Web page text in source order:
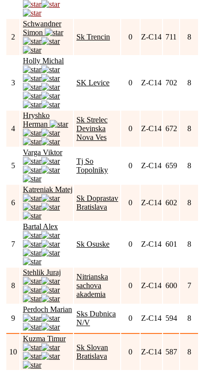
2
Schwandner
Simon
Sk Trencin 0 Z-C14 711 8
3
Holly Michal
SK Levice 0 Z-C14 702 8
4
Hryshko
Herman
Sk Strelec
Devinska
Nova Ves
0 Z-C14 672 8
5
Varga Viktor
Tj So
Topolniky
0 Z-C14 659 8
6
Katreniak Matej
Sk Doprastav
Bratislava
0 Z-C14 602 8
7
Bartal Alex
Sk Osuske 0 Z-C14 601 8
8
Stehlik Juraj
Nitrianska
sachova
akademia
0 Z-C14 600 7
9
Perdoch Marian
Sks Dubnica
N/V
0 Z-C14 594 8
10
Kuzma Timur
Sk Slovan
Bratislava
0 Z-C14 587 8